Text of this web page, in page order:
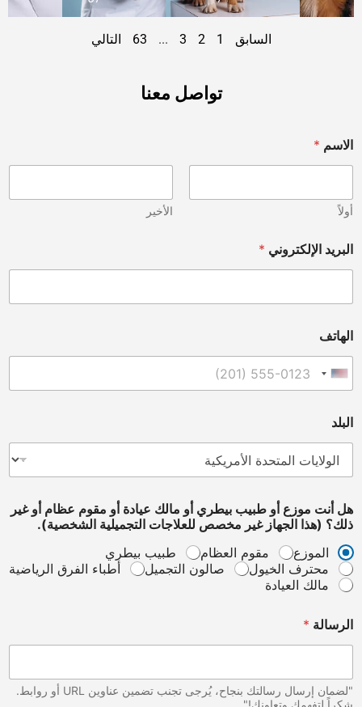
السابق 1
2
3
...
63 التالي
تواصل معنا
الاسم *
أولاً الأخير
البريد الإلكتروني *
الهاتف
United States +1
البلد
هل أنت موزع أو طبيب بيطري أو مالك عيادة أو مقوم عظام أو غير
ذلك؟ (هذا الجهاز غير مخصص للعلاجات التجميلية الشخصية).
الموزع
مقوم العظام
طبيب بيطري
محترف الخيول
صالون التجميل
أطباء الفرق الرياضية
مالك العيادة
ي
ر
ا
ل
الرسالة *
"لضمان إرسال رسالتك بنجاح، يُرجى تجنب تضمين عناوين URL أو روابط.
شكراً لتفهمك وتعاونك!"